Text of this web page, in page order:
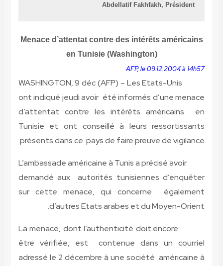
Abdellatif Fakhfakh, Président
Menace d’attentat contre des intérêts américains
en Tunisie (Washington)
AFP, le 09.12.2004 à 14h57
WASHINGTON, 9 déc (AFP) – Les Etats-Unis
ont indiqué jeudi avoir été informés d’une menace
d’attentat contre les intérêts américains en
Tunisie et ont conseillé à leurs ressortissants
présents dans ce pays de faire preuve de vigilance.
L’ambassade américaine à Tunis a précisé avoir
demandé aux autorités tunisiennes d’enquêter
sur cette menace, qui concerne également
d’autres Etats arabes et du Moyen-Orient.
La menace, dont l’authenticité doit encore
être vérifiée, est contenue dans un courriel
adressé le 2 décembre à une société américaine à